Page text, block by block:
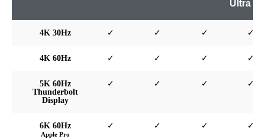
Ultra
4K 30Hz ✓ ✓ ✓ ✓
4K 60Hz ✓ ✓ ✓ ✓
5K 60Hz
Thunderbolt
Display
✓ ✓ ✓ ✓
6K 60Hz
Apple Pro
✓ ✓ ✓ ✓